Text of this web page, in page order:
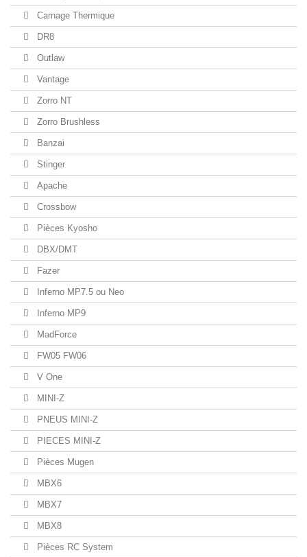
Carnage Thermique
DR8
Outlaw
Vantage
Zorro NT
Zorro Brushless
Banzai
Stinger
Apache
Crossbow
Pièces Kyosho
DBX/DMT
Fazer
Inferno MP7.5 ou Neo
Inferno MP9
MadForce
FW05 FW06
V One
MINI-Z
PNEUS MINI-Z
PIECES MINI-Z
Pièces Mugen
MBX6
MBX7
MBX8
Pièces RC System